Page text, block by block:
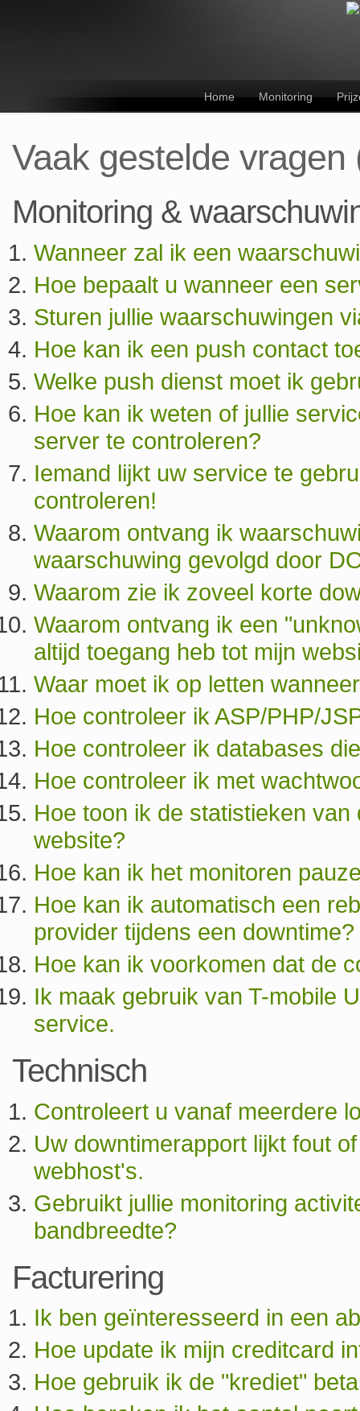
Home Monitoring
Vaak gestelde vragen
Monitoring &
Wanneer zal ik een
Hoe bepaalt u wanneer een
Sturen jullie waarschuwingen
Hoe kan ik een push contact
Welke push dienst moet ik
Hoe kan ik weten of jullie
server te controleren?
Iemand lijkt uw service te
controleren!
Waarom ontvang ik
waarschuwing gevolgd door
Waarom zie ik zoveel korte
Waarom ontvang ik een
altijd toegang heb tot mijn
Waar moet ik op letten
Hoe controleer ik ASP/PHP/
Hoe controleer ik databases
Hoe controleer ik met
Hoe toon ik de statistieken
website?
Hoe kan ik het monitoren
Hoe kan ik automatisch een
provider tijdens een downtime?
Hoe kan ik voorkomen dat de
Ik maak gebruik van T-mobile
service.
Technisch
Controleert u vanaf meerdere
Uw downtimerapport lijkt fout
webhost's.
Gebruikt jullie monitoring
bandbreedte?
Facturering
Ik ben geïnteresseerd in een
Hoe update ik mijn creditcard
Hoe gebruik ik de "krediet"